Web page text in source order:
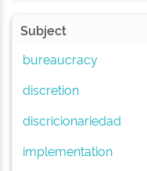
Subject
bureaucracy
discretion
discricionariedad
implementation